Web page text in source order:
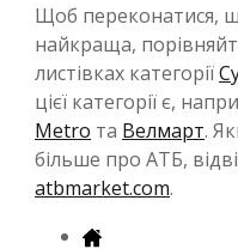
Щоб переконатися,
найкраща,
листівках категорії
цієї категорії є,
Metro та Велмарт.
більше про АТБ,
atbmarket.com.